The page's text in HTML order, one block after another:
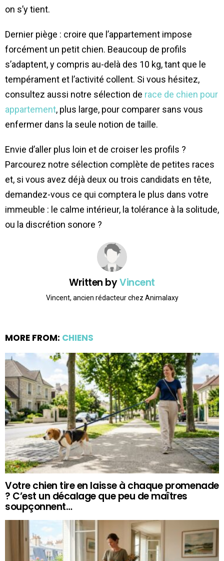
on s’y tient.
Dernier piège : croire que l’appartement impose
forcément un petit chien. Beaucoup de profils
s’adaptent, y compris au-delà des 10 kg, tant que le
tempérament et l’activité collent. Si vous hésitez,
consultez aussi notre sélection de race de chien pour
appartement, plus large, pour comparer sans vous
enfermer dans la seule notion de taille.
Envie d’aller plus loin et de croiser les profils ?
Parcourez notre sélection complète de petites races
et, si vous avez déjà deux ou trois candidats en tête,
demandez-vous ce qui comptera le plus dans votre
immeuble : le calme intérieur, la tolérance à la solitude,
ou la discrétion sonore ?
Written byVincent
Vincent, ancien rédacteur chez Animalaxy
MORE FROM: CHIENS
Votre chien tire en laisse à chaque promenade
? C’est un décalage que peu de maîtres
soupçonnent…